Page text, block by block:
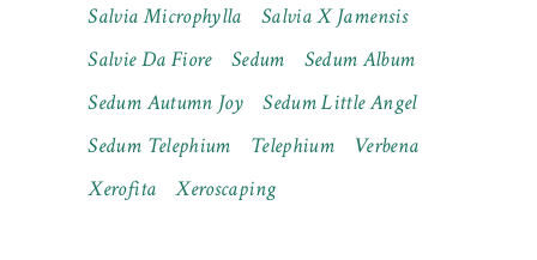
Salvia Microphylla
Salvia X Jamensis
Salvie Da Fiore
Sedum
Sedum Album
Sedum Autumn Joy
Sedum Little Angel
Sedum Telephium
Telephium
Verbena
Xerofita
Xeroscaping